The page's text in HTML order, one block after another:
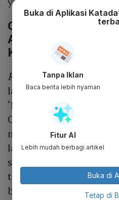
Cina Dinilai Lebih
Adopsi AI untuk
Ketimbang Barat
Reuters melaporkan
langkah baru Alibaba
‘kesenjangan’ antara
Cina dengan Barat.
memungkinkan AI
langsung ke dalam
sementara platform AS
terfragmentasi dan
belanja otonom
Buka di Aplikasi
Tanpa Iklan
Baca berita lebih nyaman
Fitur AI
Lebih mudah berbagi artikel
Buka di
Tetap di